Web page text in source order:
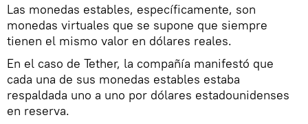
Las monedas estables, específicamente, son
monedas virtuales que se supone que siempre
tienen el mismo valor en dólares reales.
En el caso de Tether, la compañía manifestó que
cada una de sus monedas estables estaba
respaldada uno a uno por dólares estadounidenses
en reserva.